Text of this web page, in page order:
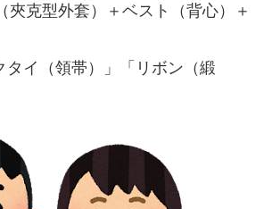
夾克型外套）＋ベスト（背心）＋
イ（領帯）」「リボン（緞